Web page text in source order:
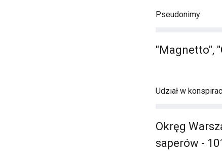
Pseudonimy:
"Magnetto",
Udział w
Okręg
saperów -